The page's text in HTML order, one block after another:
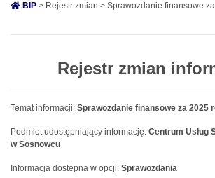
BIP > Rejestr zmian > Sprawozdanie finansowe
Rejestr zmian
Temat informacji: Sprawozdanie finansowe za 2025
Podmiot udostępniający informację: Centrum Usług
w Sosnowcu
Informacja dostepna w opcji: Sprawozdania